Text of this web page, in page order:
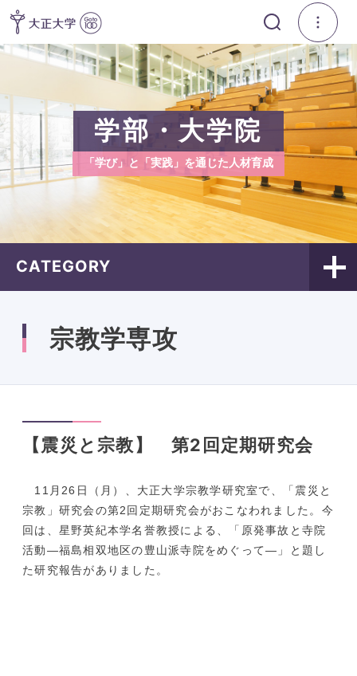
学部・大学院
「学び」と「実践」を通じた人材育成
CATEGORY
宗教学専攻
【震災と宗教】 第2回定期研究会
11月26日（月）、大正大学宗教学研究室で、「震災と
宗教」 研究会の第2回定期研究会がおこなわれました。今
回は、 星野英紀本学名誉教授による、「原発事故と寺院
活動―福島相双地区の豊山派寺院をめぐって―」
と題し
た研究報告がありました。